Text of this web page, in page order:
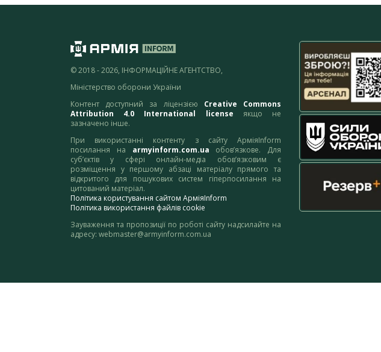
© 2018 - 2026, ІНФОРМАЦІЙНЕ АГЕНТСТВО,
Міністерство оборони України
Контент доступний за ліцензією Creative Commons
Attribution 4.0 International license якщо не
зазначено інше.
При використанні контенту з сайту АрміяInform
посилання на armyinform.com.ua обов’язкове. Для
суб’єктів у сфері онлайн-медіа обов’язковим є
розміщення у першому абзаці матеріалу прямого та
відкритого для пошукових систем гіперпосилання на
цитований матеріал.
Політика користування сайтом АрміяInform
Політика використання файлів cookie
Зауваження та пропозиції по роботі сайту надсилайте на
адресу: webmaster@armyinform.com.ua